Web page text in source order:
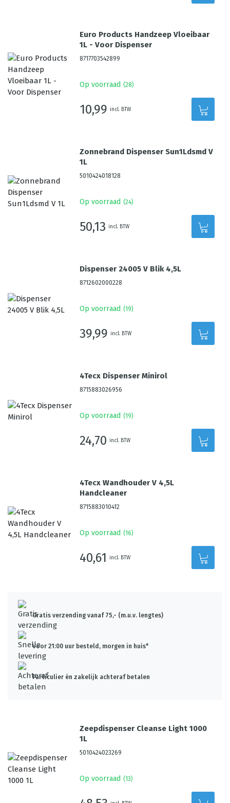
Euro Products Handzeep Vloeibaar
1L - Voor Dispenser
8717703542899
Op voorraad (28)
10,99 incl. BTW
Zonnebrand Dispenser Sun1Ldsmd V
1L
5010424018128
Op voorraad (24)
50,13 incl. BTW
Dispenser 24005 V Blik 4,5L
8712602000228
Op voorraad (19)
39,99 incl. BTW
4Tecx Dispenser Minirol
8715883026956
Op voorraad (19)
24,70 incl. BTW
4Tecx Wandhouder V 4,5L
Handcleaner
8715883010412
Op voorraad (16)
40,61 incl. BTW
Gratis verzending vanaf 75,- (m.u.v. lengtes)
Voor 21:00 uur besteld, morgen in huis*
Particulier én zakelijk achteraf betalen
Zeepdispenser Cleanse Light 1000
1L
5010424023269
Op voorraad (13)